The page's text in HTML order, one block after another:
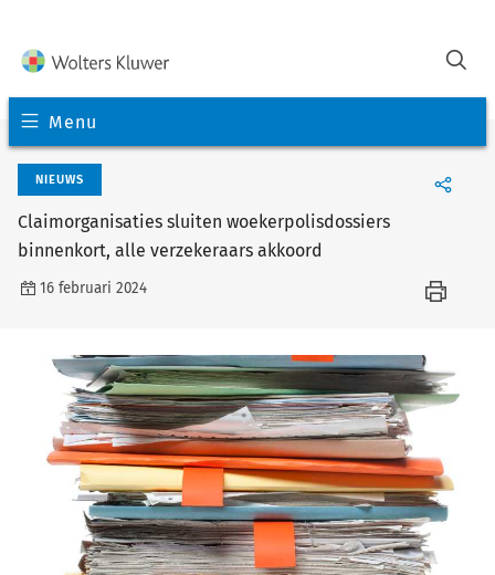
Menu
NIEUWS
Claimorganisaties sluiten woekerpolisdossiers
binnenkort, alle verzekeraars akkoord
16 februari 2024